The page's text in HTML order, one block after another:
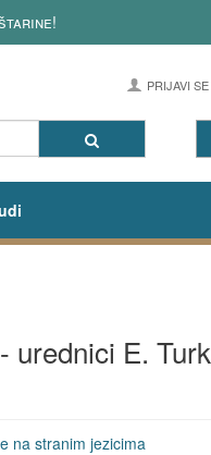
PRIJAVI SE
urednici E.
na stranim jezicima